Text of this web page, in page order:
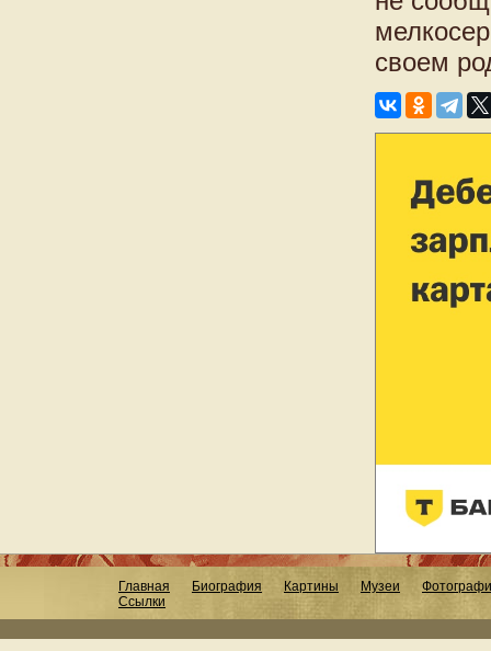
своем
Главная Биография Картины Музеи
Ссылки